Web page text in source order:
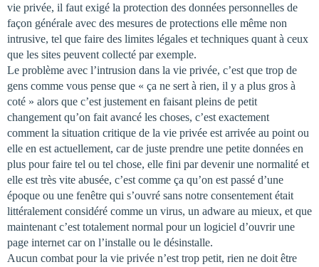
vie privée, il faut exigé la protection des données personnelles de
façon générale avec des mesures de protections elle même non
intrusive, tel que faire des limites légales et techniques quant à ceux
que les sites peuvent collecté par exemple.
Le problème avec l’intrusion dans la vie privée, c’est que trop de
gens comme vous pense que « ça ne sert à rien, il y a plus gros à
coté » alors que c’est justement en faisant pleins de petit
changement qu’on fait avancé les choses, c’est exactement
comment la situation critique de la vie privée est arrivée au point ou
elle en est actuellement, car de juste prendre une petite données en
plus pour faire tel ou tel chose, elle fini par devenir une normalité et
elle est très vite abusée, c’est comme ça qu’on est passé d’une
époque ou une fenêtre qui s’ouvré sans notre consentement était
littéralement considéré comme un virus, un adware au mieux, et que
maintenant c’est totalement normal pour un logiciel d’ouvrir une
page internet car on l’installe ou le désinstalle.
Aucun combat pour la vie privée n’est trop petit, rien ne doit être